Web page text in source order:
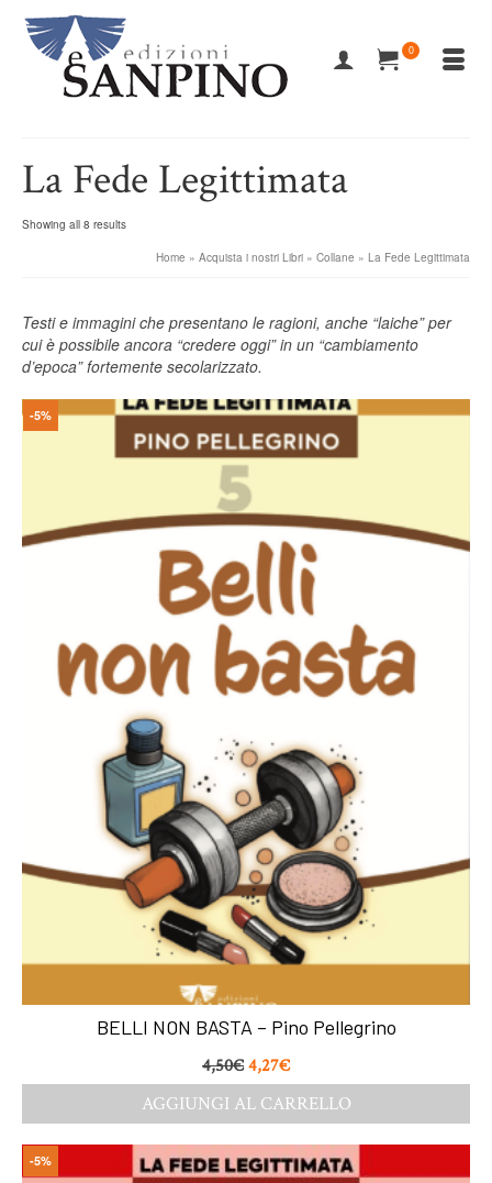
0
La Fede Legittimata
Showing all 8 results
Home » Acquista i nostri Libri » Collane » La Fede Legittimata
Testi e immagini che presentano le ragioni, anche “laiche” per
cui è possibile ancora “credere oggi” in un “cambiamento
d’epoca” fortemente secolarizzato.
-5%
BELLI NON BASTA – Pino Pellegrino
4,50€4,27€
AGGIUNGI AL CARRELLO
-5%